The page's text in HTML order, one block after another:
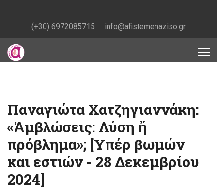
(+30) 6972085715 info@afistemenaziso.gr
Παναγιώτα Χατζηγιαννάκη:
«Ἀμβλώσεις: Λύση ἤ
πρόβλημα»; [Υπέρ βωμών
και εστιών - 28 Δεκεμβρίου
2024]